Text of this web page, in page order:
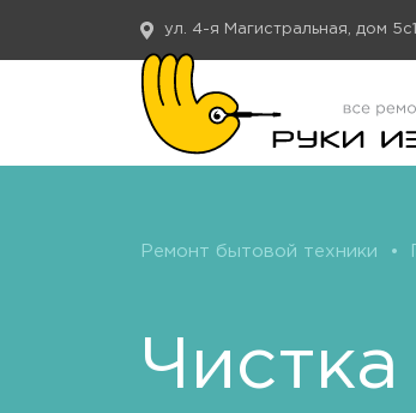
ул. 4-я Магистральная, дом 5с1
Ремонт бытовой техники •
Чистка